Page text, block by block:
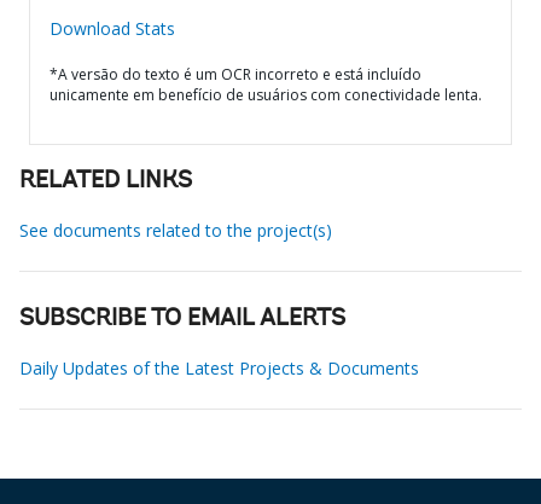
Download Stats
*A versão do texto é um OCR incorreto e está incluído
unicamente em benefício de usuários com conectividade lenta.
RELATED LINKS
See documents related to the project(s)
SUBSCRIBE TO EMAIL ALERTS
Daily Updates of the Latest Projects & Documents